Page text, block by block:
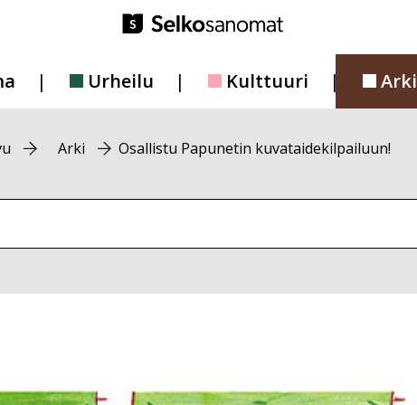
Urheilu Kulttuuri Arki
Arki Osallistu Papunetin kuvataidekilpailuun!